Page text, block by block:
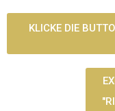
KLICKE DIE